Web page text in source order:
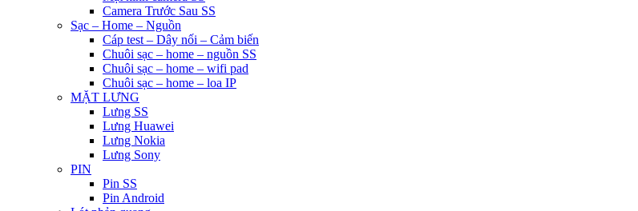
Camera Trước Sau SS
Sạc – Home – Nguồn
Cáp test – Dây nối – Cảm biến
Chuôi sạc – home – nguồn SS
Chuôi sạc – home – wifi pad
Chuôi sạc – home – loa IP
MẶT LƯNG
Lưng SS
Lưng Huawei
Lưng Nokia
Lưng Sony
PIN
Pin SS
Pin Android